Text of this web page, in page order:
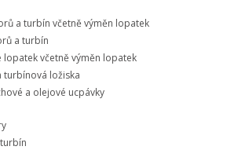
a turbín včetně výměn lopatek
a turbín
včetně výměn lopatek
ložiska
a olejové ucpávky